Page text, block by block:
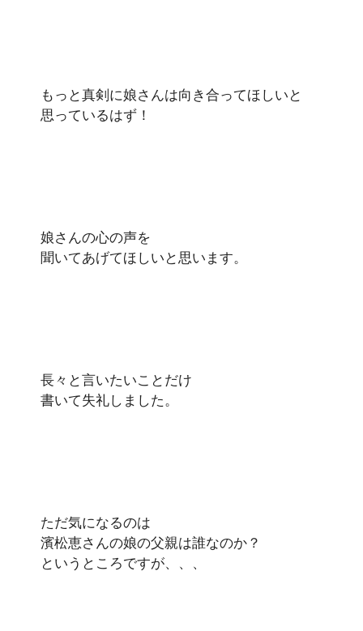
もっと真剣に娘さんは向き合ってほしいと
思っているはず！
娘さんの心の声を
聞いてあげてほしいと思います。
長々と言いたいことだけ
書いて失礼しました。
ただ気になるのは
濱松恵さんの娘の父親は誰なのか？
というところですが、、、